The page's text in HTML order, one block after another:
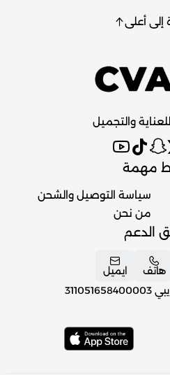
إلى أعلى
والتجميل
مهمة
سياسة التوصيل والشحن
من نحن
الدعم
هاتف
ايميل
311051658400003